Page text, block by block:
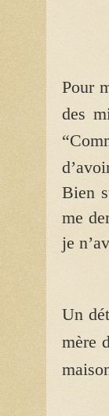
Pour
des
Bien
me
je
Un
mère